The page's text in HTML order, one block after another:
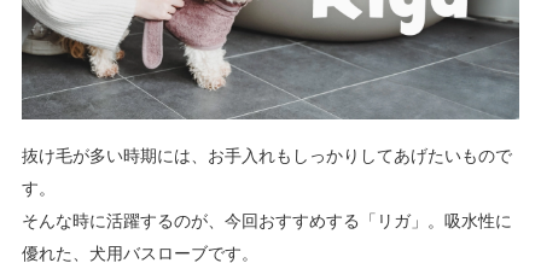
抜け毛が多い時期には、お手入れもしっかりしてあげたいもので
す。
そんな時に活躍するのが、今回おすすめする「リガ」。吸水性に
優れた、犬用バスローブです。